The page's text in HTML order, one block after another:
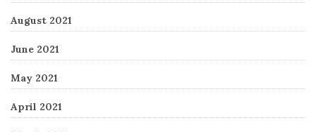
August 2021
June 2021
May 2021
April 2021